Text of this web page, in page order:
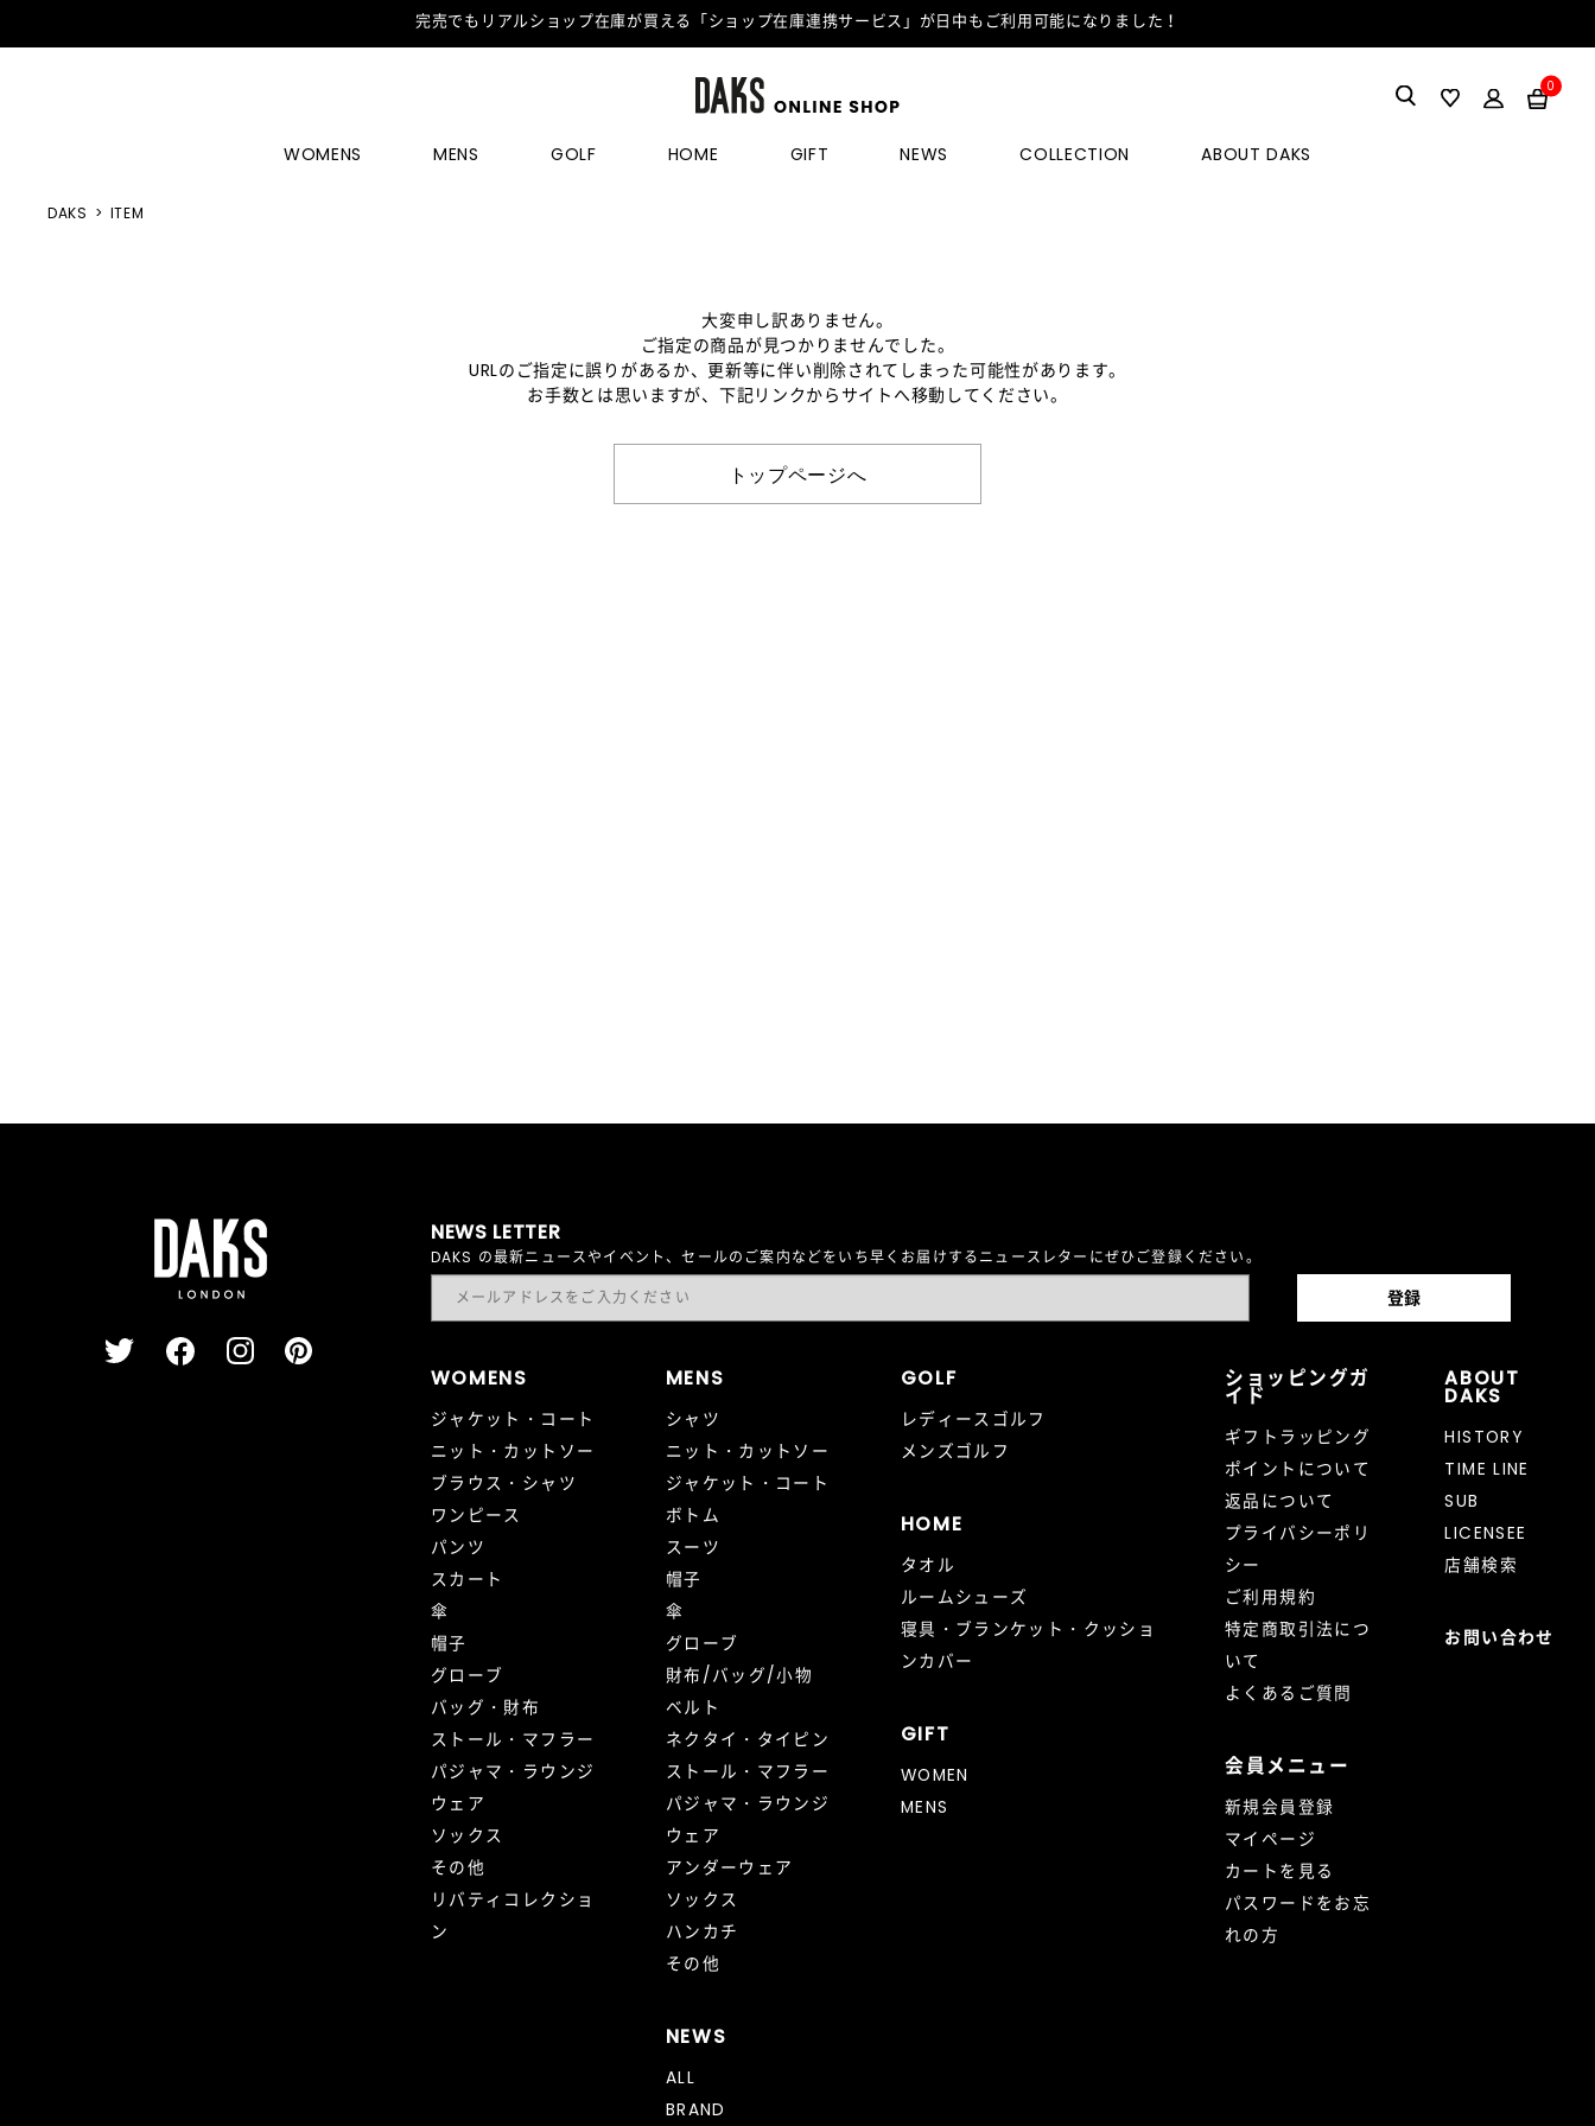
完売でもリアルショップ在庫が買える「ショップ在庫連携サービス」が日中もご利用可能になりました！
0
WOMENS MENS GOLF HOME GIFT NEWS COLLECTION ABOUT DAKS
DAKS ITEM
大変申し訳ありません。
ご指定の商品が見つかりませんでした。
URLのご指定に誤りがあるか、更新等に伴い削除されてしまった可能性があります。
お手数とは思いますが、下記リンクからサイトへ移動してください。
トップページへ
NEWS LETTER
DAKS の最新ニュースやイベント、セールのご案内などをいち早くお届けするニュースレターにぜひご登録ください。
WOMENS
ジャケット・コート
ニット・カットソー
ブラウス・シャツ
ワンピース
パンツ
スカート
傘
帽子
グローブ
バッグ・財布
ストール・マフラー
パジャマ・ラウンジ
ウェア
ソックス
その他
リバティコレクショ
ン
MENS
シャツ
ニット・カットソー
ジャケット・コート
ボトム
スーツ
帽子
傘
グローブ
財布/バッグ/小物
ベルト
ネクタイ・タイピン
ストール・マフラー
パジャマ・ラウンジ
ウェア
アンダーウェア
ソックス
ハンカチ
その他
NEWS
ALL
BRAND
GOLF
レディースゴルフ
メンズゴルフ
HOME
タオル
ルームシューズ
寝具・ブランケット・クッショ
ンカバー
GIFT
WOMEN
MENS
ショッピングガ
イド
ギフトラッピング
ポイントについて
返品について
プライバシーポリ
シー
ご利用規約
特定商取引法につ
いて
よくあるご質問
会員メニュー
新規会員登録
マイページ
カートを見る
パスワードをお忘
れの方
ABOUT
DAKS
HISTORY
TIME LINE
SUB
LICENSEE
店舗検索
お問い合わせ